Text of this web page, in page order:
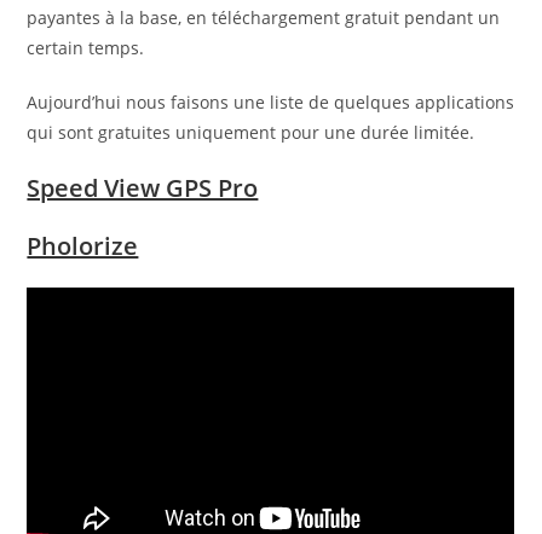
payantes à la base, en téléchargement gratuit pendant un
certain temps.
Aujourd’hui nous faisons une liste de quelques applications
qui sont gratuites uniquement pour une durée limitée.
Speed View GPS Pro
Pholorize